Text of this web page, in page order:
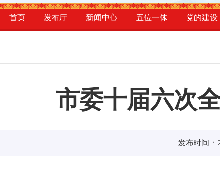
首页 发布厅 新闻中心 五位一体 党的建设
市委十届六次
发布时间：